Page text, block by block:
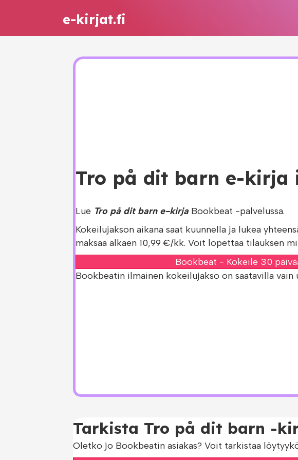
e-kirjat.fi
Tro på dit barn e-kirja
Lue Tro på dit barn e-kirja Bookbeat -palvelussa.
Kokeilujakson aikana saat kuunnella ja lukea
maksaa alkaen 10,99 €/kk. Voit lopettaa tilauksen
Bookbeat - Kokeile 30
Bookbeatin ilmainen kokeilujakso on saatavilla vain
Tarkista Tro på dit barn -
Oletko jo Bookbeatin asiakas? Voit tarkistaa